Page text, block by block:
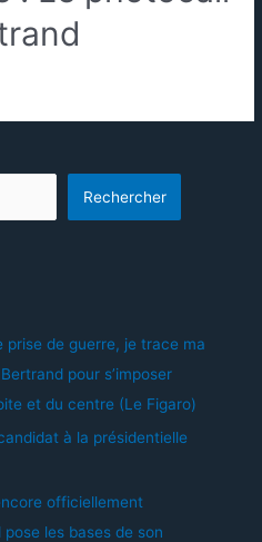
Rechercher
prise de guerre, je trace ma
pour s’imposer
et du centre (Le Figaro)
à la présidentielle
officiellement
les bases de son